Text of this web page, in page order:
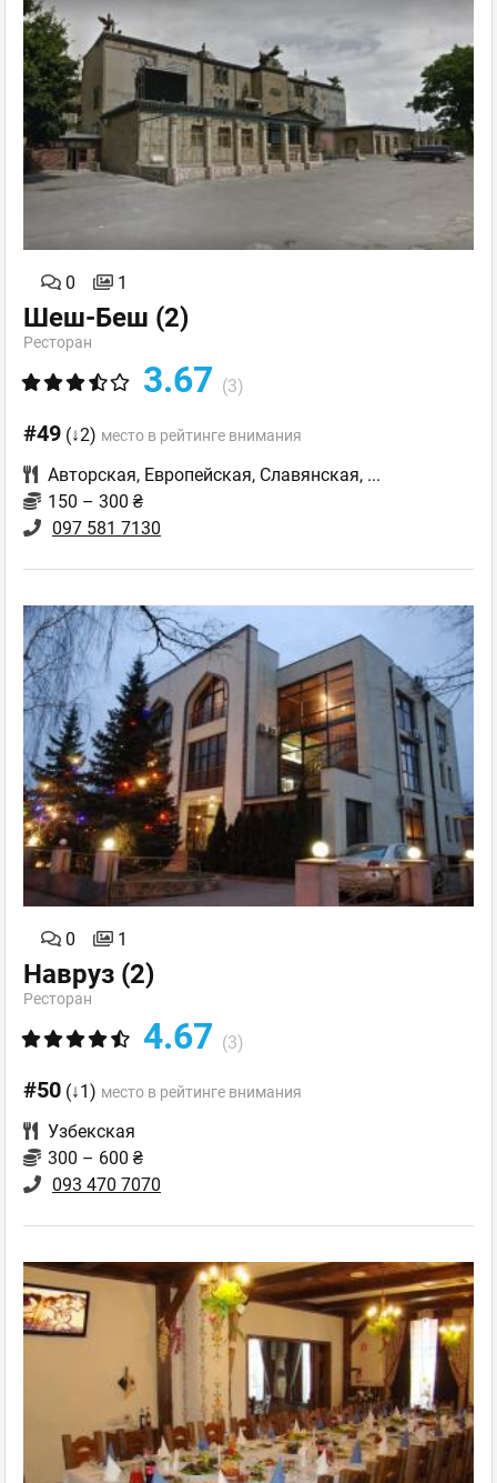
0 1
Шеш-Беш (2)
Ресторан
3.67 (3)
#49 (↓2) место в рейтинге внимания
Авторская, Европейская, Славянская, ...
150 – 300 ₴
097 581 7130
0 1
Навруз (2)
Ресторан
4.67 (3)
#50 (↓1) место в рейтинге внимания
Узбекская
300 – 600 ₴
093 470 7070